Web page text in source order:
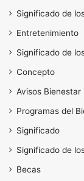
Significado de
Entretenimiento
Significado de
Concepto
Avisos Bienestar
Programas del
Significado
Significado de
Becas